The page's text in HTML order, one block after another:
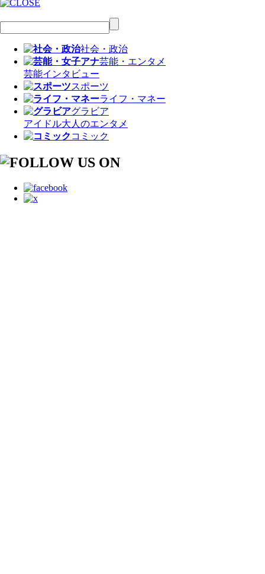
社会・政治
芸能・エンタメ
芸能インタビュー
スポーツ
ライフ・マネー
グラビア
アイドル大人のエンタメ
コミック